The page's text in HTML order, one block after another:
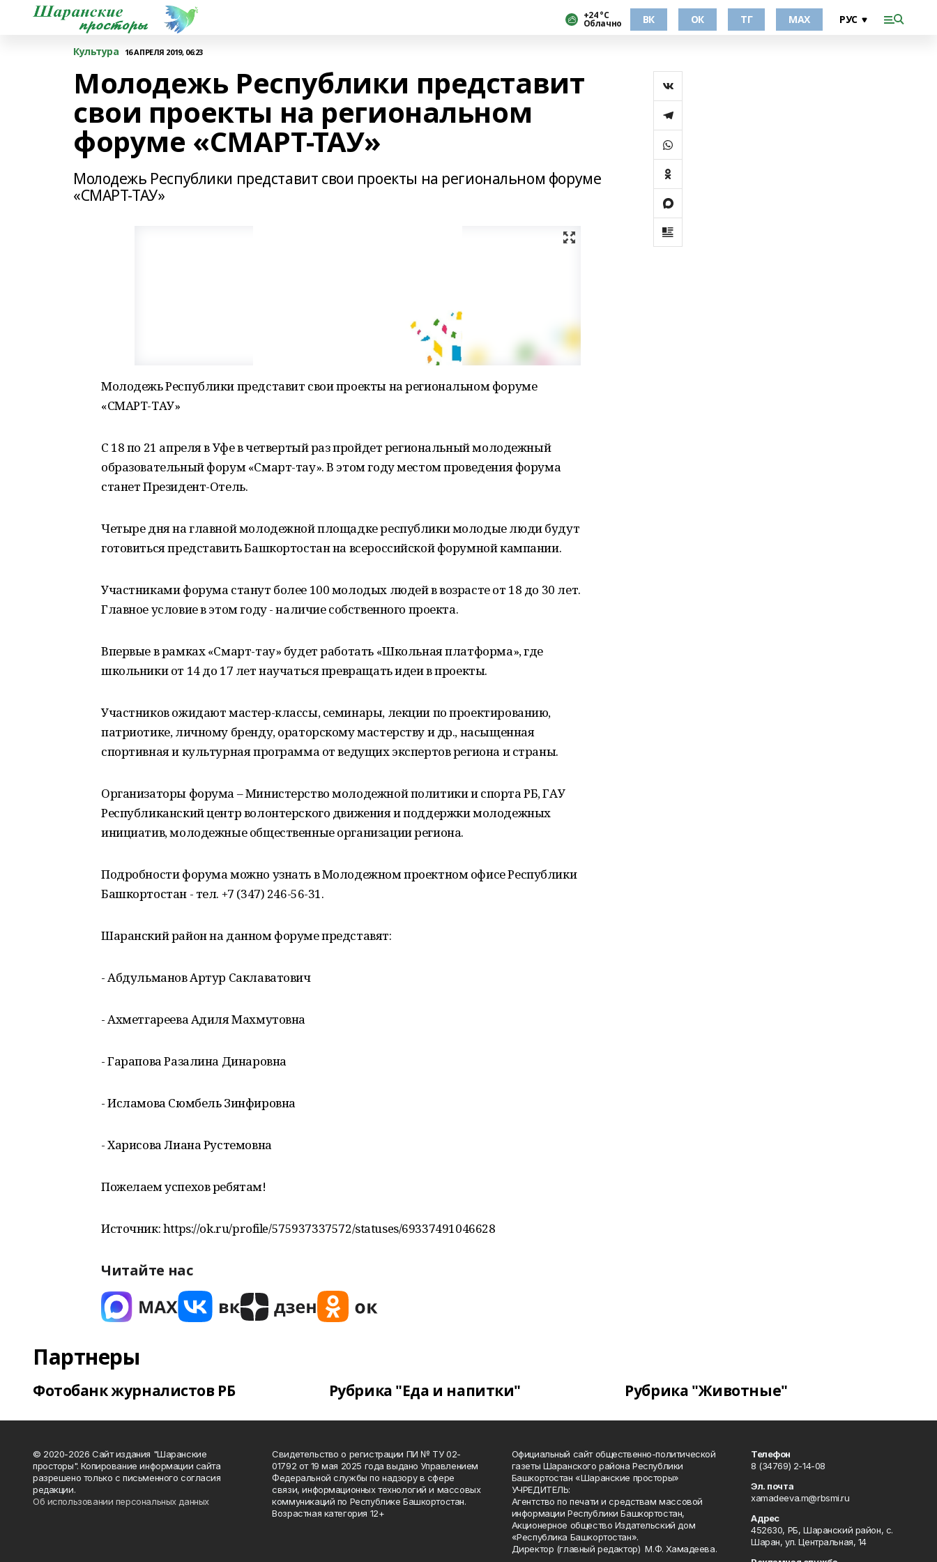
+24 °С
Облачно ВК ОК ТГ МАХ
Культура 16 АПРЕЛЯ 2019, 06:23
Молодежь Республики представит
свои проекты на региональном
форуме «СМАРТ-ТАУ»
Молодежь Республики представит свои проекты на региональном форуме
«СМАРТ-ТАУ»
Молодежь Республики представит свои проекты на региональном форуме
«СМАРТ-ТАУ»
С 18 по 21 апреля в Уфе в четвертый раз пройдет региональный молодежный
образовательный форум «Смарт-тау». В этом году местом проведения форума
станет Президент-Отель.
Четыре дня на главной молодежной площадке республики молодые люди будут
готовиться представить Башкортостан на всероссийской форумной кампании.
Участниками форума станут более 100 молодых людей в возрасте от 18 до 30 лет.
Главное условие в этом году - наличие собственного проекта.
Впервые в рамках «Смарт-тау» будет работать «Школьная платформа», где
школьники от 14 до 17 лет научаться превращать идеи в проекты.
Участников ожидают мастер-классы, семинары, лекции по проектированию,
патриотике, личному бренду, ораторскому мастерству и др., насыщенная
спортивная и культурная программа от ведущих экспертов региона и страны.
Организаторы форума – Министерство молодежной политики и спорта РБ, ГАУ
Республиканский центр волонтерского движения и поддержки молодежных
инициатив, молодежные общественные организации региона.
Подробности форума можно узнать в Молодежном проектном офисе Республики
Башкортостан - тел. +7 (347) 246-56-31.
Шаранский район на данном форуме представят:
- Абдульманов Артур Саклаватович
- Ахметгареева Адиля Махмутовна
- Гарапова Разалина Динаровна
- Исламова Сюмбель Зинфировна
- Харисова Лиана Рустемовна
Пожелаем успехов ребятам!
Источник: https://ok.ru/profile/575937337572/statuses/69337491046628
Читайте нас
Партнеры
Фотобанк журналистов РБ Рубрика "Еда и напитки" Рубрика "Животные"
© 2020-2026 Сайт издания "Шаранские
просторы". Копирование информации сайта
разрешено только с письменного согласия
редакции.
Об использовании персональных данных
Свидетельство о регистрации ПИ № ТУ 02-
01792 от 19 мая 2025 года выдано Управлением
Федеральной службы по надзору в сфере
связи, информационных технологий и массовых
коммуникаций по Республике Башкортостан.
Возрастная категория 12+
Официальный сайт общественно-политической
газеты Шаранского района Республики
Башкортостан «Шаранские просторы»
УЧРЕДИТЕЛЬ:
Агентство по печати и средствам массовой
информации Республики Башкортостан,
Акционерное общество Издательский дом
«Республика Башкортостан».
Директор (главный редактор) М.Ф. Хамадеева.
Телефон
8 (34769) 2-14-08
Эл. почта
xamadeeva.m@rbsmi.ru
Адрес
452630, РБ, Шаранский район, с.
Шаран, ул. Центральная, 14